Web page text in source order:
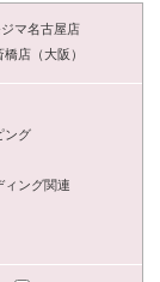
マ名古屋店
店（大阪）
ング
ィング関連